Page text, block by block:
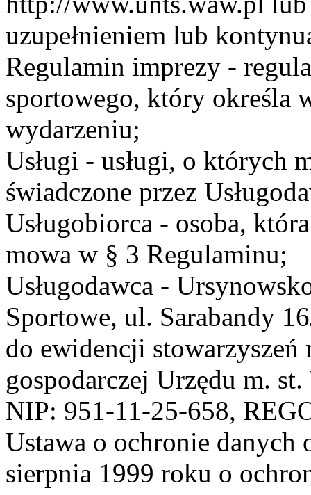
uzupełnieniem lub
Regulamin imprezy -
sportowego, który określa
wydarzeniu;
Usługi - usługi, o których
świadczone przez
Usługobiorca - osoba,
mowa w § 3 Regulaminu;
Usługodawca -
Sportowe, ul. Sarabandy
do ewidencji stowarzyszeń
gospodarczej Urzędu m.
NIP: 951-11-25-658,
Ustawa o ochronie danych
sierpnia 1999 roku o